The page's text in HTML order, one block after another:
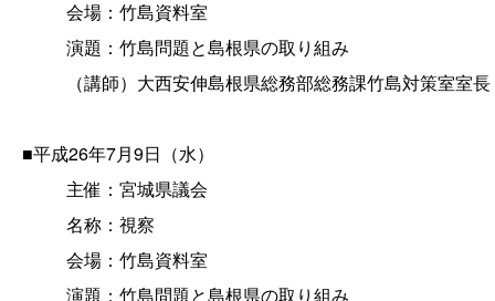
会場：竹島資料室
演題：竹島問題と島根県の取り組み
（講師）大西安伸島根県総務部総務課竹島対策室室長
■平成26年7月9日（水）
主催：宮城県議会
名称：視察
会場：竹島資料室
演題：竹島問題と島根県の取り組み